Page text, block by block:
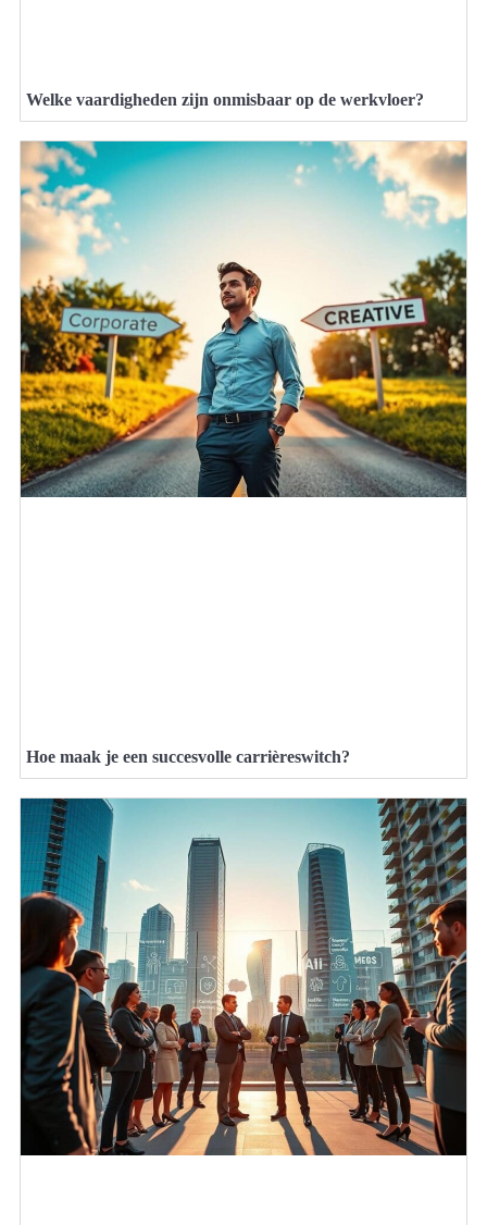
Welke vaardigheden zijn onmisbaar op de werkvloer?
Hoe maak je een succesvolle carrièreswitch?